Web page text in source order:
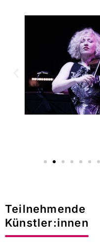
Teilnehmende
Künstler:innen